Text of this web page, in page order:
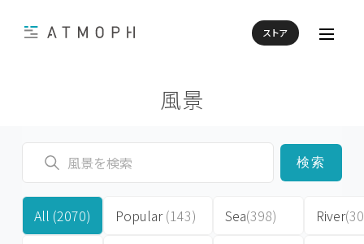
ストア
風景
検索
All (2070)
Popular(143)
Sea(398)
River